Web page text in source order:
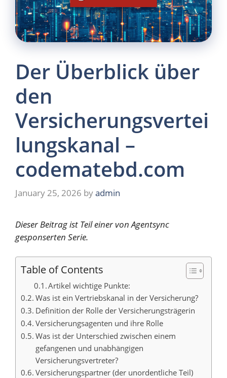
Der Überblick über
den
Versicherungsvertei
lungskanal –
codematebd.com
January 25, 2026 byadmin
Dieser Beitrag ist Teil einer von Agentsync
gesponserten Serie.
Table of Contents
Artikel wichtige Punkte:
Was ist ein Vertriebskanal in der Versicherung?
Definition der Rolle der Versicherungsträgerin
Versicherungsagenten und ihre Rolle
Was ist der Unterschied zwischen einem
gefangenen und unabhängigen
Versicherungsvertreter?
Versicherungspartner (der unordentliche Teil)